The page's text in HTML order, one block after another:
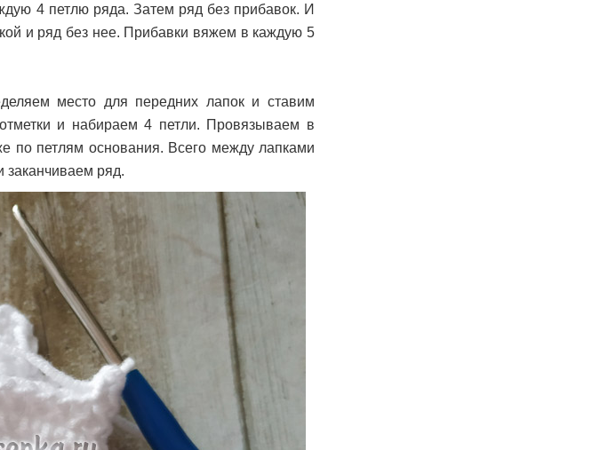
4 петлю ряда. Затем ряд без прибавок. И
и ряд без нее. Прибавки вяжем в каждую 5
место для передних лапок и ставим
и набираем 4 петли. Провязываем в
по петлям основания. Всего между лапками
заканчиваем ряд.